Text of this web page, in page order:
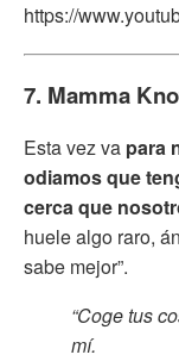
https://
7. Mamma
Esta vez va para
odiamos que
cerca que
huele algo raro,
sabe mejor”.
“Coge tus
mí.